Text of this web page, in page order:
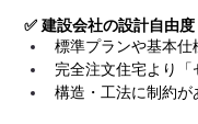
✅ 建設会社の設計自由度
標準プランや基本
完全注文住宅より
構造・工法に制約